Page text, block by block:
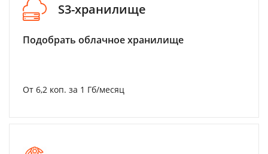
S3-хранилище
Подобрать облачное хранилище
От 6,2 коп. за 1 Гб/месяц